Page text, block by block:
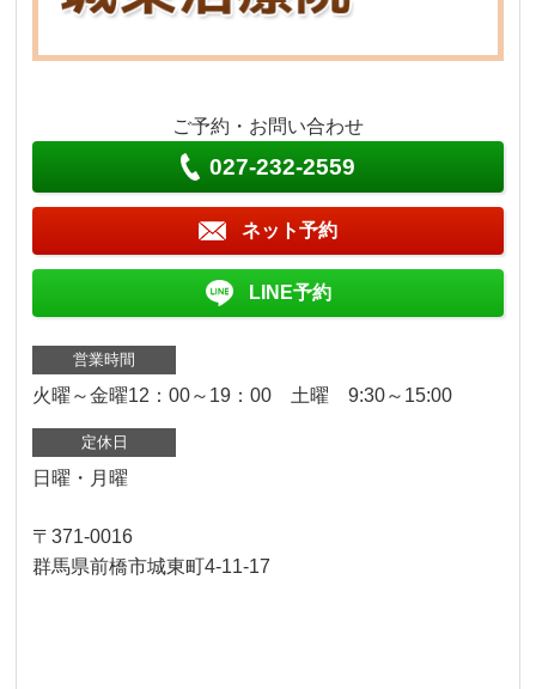
ご予約・お問い合わせ
027-232-2559
ネット予約
LINE予約
営業時間
火曜～金曜12：00～19：00 土曜 9:30～15:00
定休日
日曜・月曜
〒371-0016
群馬県前橋市城東町4-11-17